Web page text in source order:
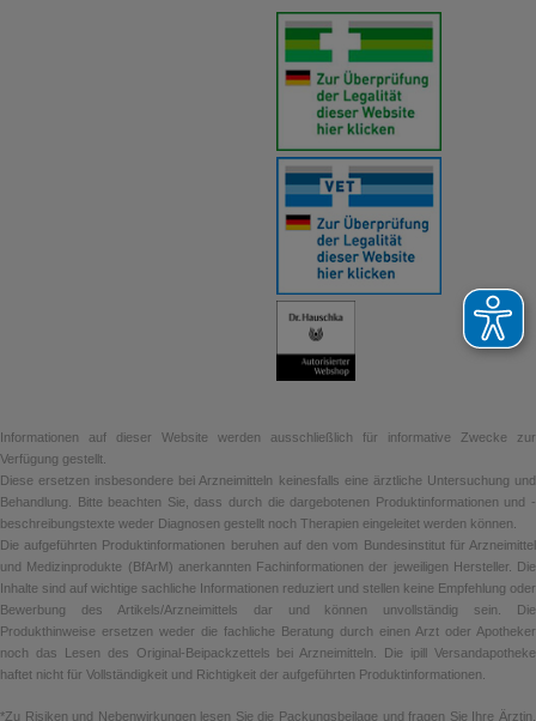
Informationen auf dieser Website werden ausschließlich für informative Zwecke zur
Verfügung gestellt.
Diese ersetzen insbesondere bei Arzneimitteln keinesfalls eine ärztliche Untersuchung und
Behandlung. Bitte beachten Sie, dass durch die dargebotenen Produktinformationen und -
beschreibungstexte weder Diagnosen gestellt noch Therapien eingeleitet werden können.
Die aufgeführten Produktinformationen beruhen auf den vom Bundesinstitut für Arzneimittel
und Medizinprodukte (BfArM) anerkannten Fachinformationen der jeweiligen Hersteller. Die
Inhalte sind auf wichtige sachliche Informationen reduziert und stellen keine Empfehlung oder
Bewerbung des Artikels/Arzneimittels dar und können unvollständig sein. Die
Produkthinweise ersetzen weder die fachliche Beratung durch einen Arzt oder Apotheker
noch das Lesen des Original-Beipackzettels bei Arzneimitteln. Die ipill Versandapotheke
haftet nicht für Vollständigkeit und Richtigkeit der aufgeführten Produktinformationen.
*Zu Risiken und Nebenwirkungen lesen Sie die Packungsbeilage und fragen Sie Ihre Ärztin,